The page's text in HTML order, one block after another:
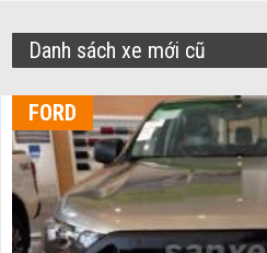
Danh sách xe mới cũ
FORD